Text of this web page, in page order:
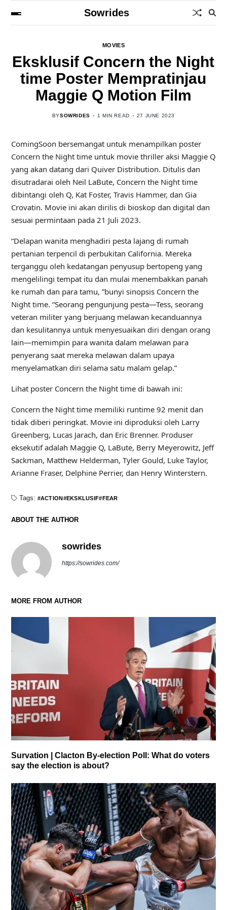
Sowrides
MOVIES
Eksklusif Concern the Night
time Poster Mempratinjau
Maggie Q Motion Film
BYSOWRIDES 1 MIN READ 27 JUNE 2023
ComingSoon bersemangat untuk menampilkan poster
Concern the Night time untuk movie thriller aksi Maggie Q
yang akan datang dari Quiver Distribution. Ditulis dan
disutradarai oleh Neil LaBute, Concern the Night time
dibintangi oleh Q, Kat Foster, Travis Hammer, dan Gia
Crovatin. Movie ini akan dirilis di bioskop dan digital dan
sesuai permintaan pada 21 Juli 2023.
“Delapan wanita menghadiri pesta lajang di rumah
pertanian terpencil di perbukitan California. Mereka
terganggu oleh kedatangan penyusup bertopeng yang
mengelilingi tempat itu dan mulai menembakkan panah
ke rumah dan para tamu, ”bunyi sinopsis Concern the
Night time. “Seorang pengunjung pesta—Tess, seorang
veteran militer yang berjuang melawan kecanduannya
dan kesulitannya untuk menyesuaikan diri dengan orang
lain—memimpin para wanita dalam melawan para
penyerang saat mereka melawan dalam upaya
menyelamatkan diri selama satu malam gelap.”
Lihat poster Concern the Night time di bawah ini:
Concern the Night time memiliki runtime 92 menit dan
tidak diberi peringkat. Movie ini diproduksi oleh Larry
Greenberg, Lucas Jarach, dan Eric Brenner. Produser
eksekutif adalah Maggie Q, LaBute, Berry Meyerowitz, Jeff
Sackman, Matthew Helderman, Tyler Gould, Luke Taylor,
Arianne Fraser, Delphine Perrier, dan Henry Winterstern.
Tags: ACTION EKSKLUSIF FEAR
ABOUT THE AUTHOR
sowrides
https://sowrides.com/
MORE FROM AUTHOR
Survation | Clacton By-election Poll: What do voters
say the election is about?